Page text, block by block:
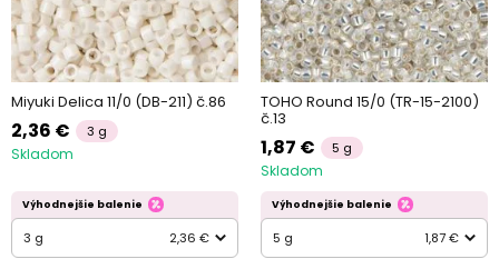
Miyuki Delica 11/0 (DB-211) č.86
2,36 € 3 g
Skladom
Výhodnejšie balenie
3 g 2,36 €
TOHO Round 15/0 (TR-15-2100)
č.13
1,87 € 5 g
Skladom
Výhodnejšie balenie
5 g 1,87 €